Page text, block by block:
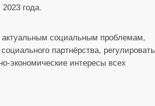
года.
социальным проблемам,
партнёрства, регулировать
экономические интересы всех